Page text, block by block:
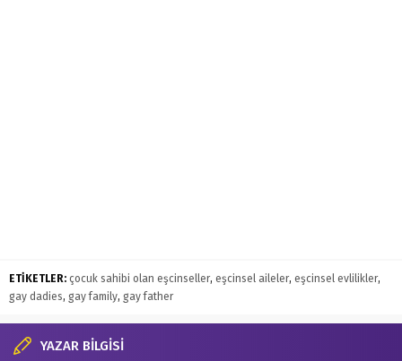
ETİKETLER: çocuk sahibi olan eşcinseller, eşcinsel aileler, eşcinsel evlilikler,
gay dadies, gay family, gay father
YAZAR BİLGİSİ